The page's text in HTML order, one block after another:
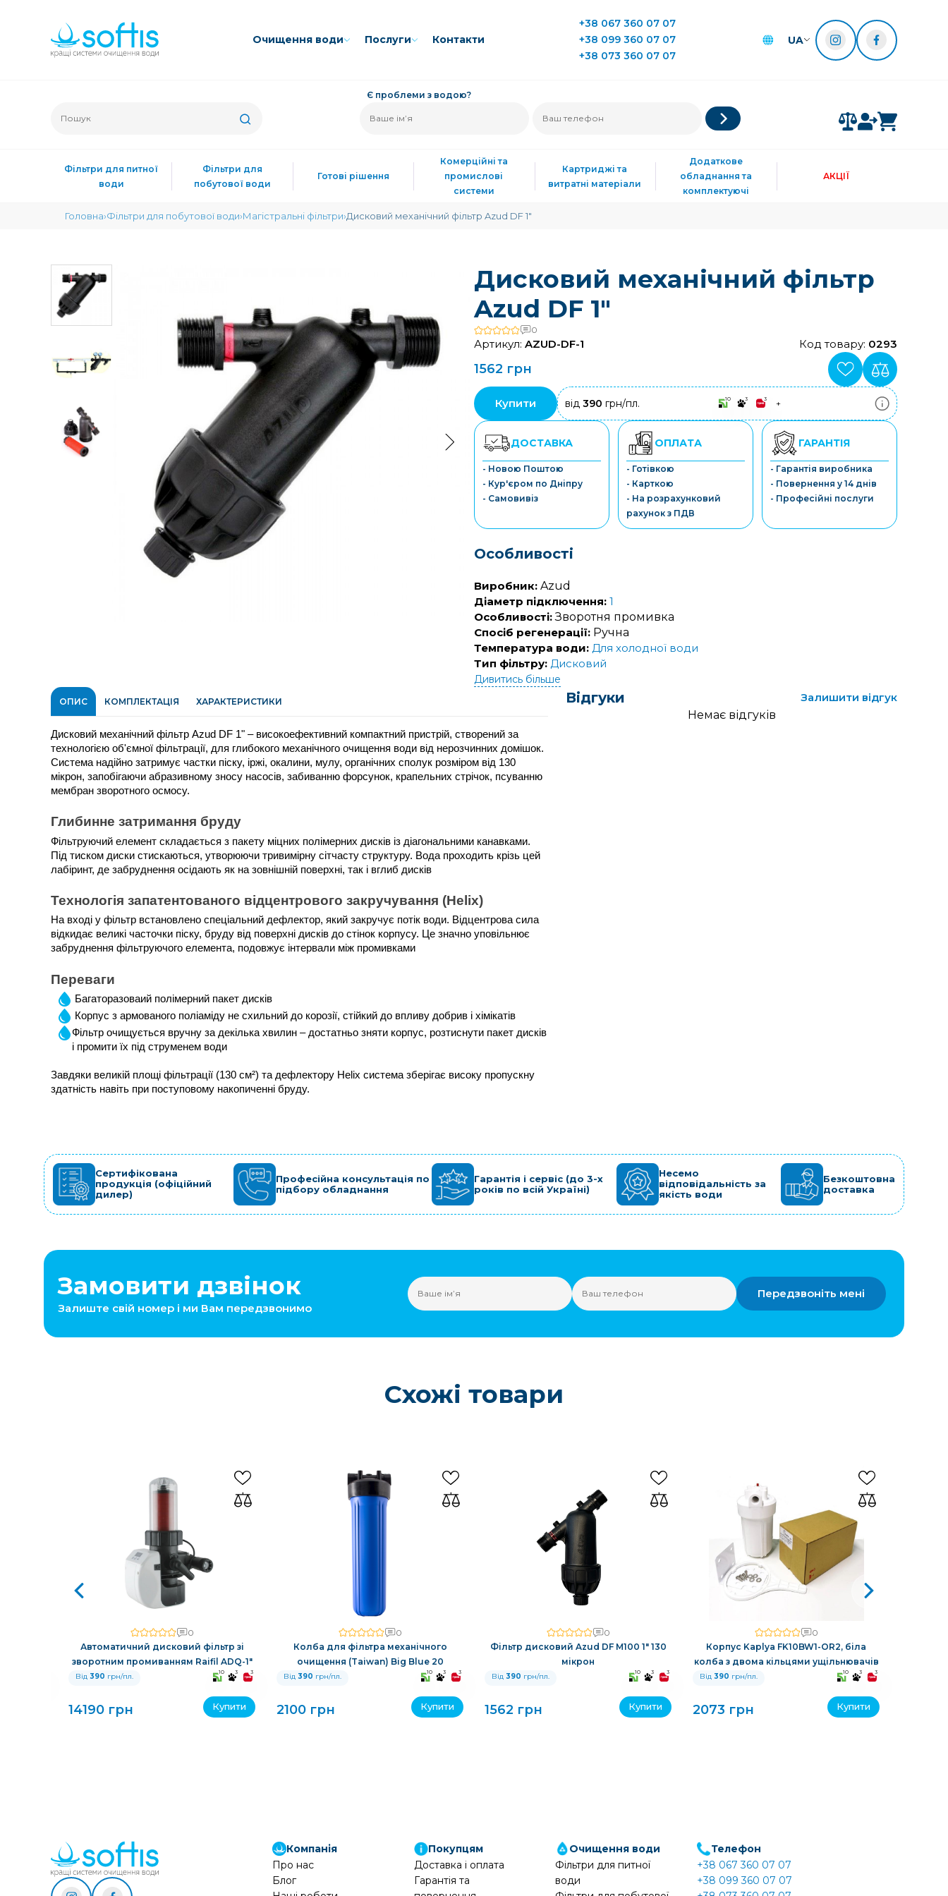
Очищення води Послуги Контакти
+38 067 360 07 07
+38 099 360 07 07
+38 073 360 07 07
UA
Є проблеми з водою?
Фільтри для питної
води
Фільтри для
побутової води
Готові рішення
Комерційні та
промислові
системи
Картриджі та
витратні матеріали
Додаткове
обладнання та
комплектуючі
АКЦІЇ
Головна Фільтри для побутової води Магістральні фільтри Дисковий механічний фільтр Azud DF 1"
Дисковий механічний фільтр
Azud DF 1"
0
Артикул: AZUD-DF-1 Код товару: 0293
1562 грн
Купити від 390 грн/пл. 10 3 3 +
3-10 платежів, кредит 0.01%
Монобанк
3-7 платежів, кредит 0.01%
ПУМБ
3-10 платежів, кредит 0.01%
3-10 платежів, кредит 0.01%
3-10 платежів, кредит 0.01%
Sens-Банк
ДОСТАВКА
- Новою Поштою
- Кур'єром по Дніпру
- Самовивіз
ОПЛАТА
- Готівкою
- Карткою
- На розрахунковий
рахунок з ПДВ
ГАРАНТІЯ
- Гарантія виробника
- Повернення у 14 днів
- Професійні послуги
Особливості
Виробник: Azud
Діаметр підключення: 1
Особливості:Зворотня промивка
Спосіб регенерації: Ручна
Температура води: Для холодної води
Тип фільтру: Дисковий
Дивитись більше
ОПИС КОМПЛЕКТАЦІЯ ХАРАКТЕРИСТИКИ
Дисковий механічний фільтр Azud DF 1" – високоефективний компактний пристрій, створений за
технологією об'ємної фільтрації, для глибокого механічного очищення води від нерозчинних домішок.
Система надійно затримує частки піску, іржі, окалини, мулу, органічних сполук розміром від 130
мікрон, запобігаючи абразивному зносу насосів, забиванню форсунок, крапельних стрічок, псуванню
мембран зворотного осмосу.
Глибинне затримання бруду
Фільтруючий елемент складається з пакету міцних полімерних дисків із діагональними канавками.
Під тиском диски стискаються, утворюючи тривимірну сітчасту структуру. Вода проходить крізь цей
лабіринт, де забруднення осідають як на зовнішній поверхні, так і вглиб дисків
Технологія запатентованого відцентрового закручування (Helix)
На вході у фільтр встановлено спеціальний дефлектор, який закручує потік води. Відцентрова сила
відкидає великі часточки піску, бруду від поверхні дисків до стінок корпусу. Це значно уповільнює
забруднення фільтруючого елемента, подовжує інтервали між промивками
Переваги
Багаторазоваий полімерний пакет дисків
Корпус з армованого поліаміду не схильний до корозії, стійкий до впливу добрив і хімікатів
Фільтр очищується вручну за декілька хвилин – достатньо зняти корпус, розтиснути пакет дисків
і промити їх під струменем води
Завдяки великій площі фільтрації (130 см²) та дефлектору Helix система зберігає високу пропускну
здатність навіть при поступовому накопиченні бруду.
Відгуки
Залишити відгук
Немає відгуків
Сертифікована
продукція (офіційний
дилер)
Професійна консультація по
підбору обладнання
Гарантія і сервіс (до 3-х
років по всій Україні)
Несемо
відповідальність за
якість води
Безкоштовна
доставка
Замовити дзвінок
Залиште свій номер і ми Вам передзвонимо
Передзвоніть мені
Схожі товари
0
Автоматичний дисковий фільтр зі
зворотним промиванням Raifil ADQ-1"
Від 390 грн/пл. 10 3 3
14190 грн Купити
0
Колба для фільтра механічного
очищення (Taiwan) Big Blue 20
Від 390 грн/пл. 10 3 3
2100 грн Купити
0
Фільтр дисковий Azud DF M100 1" 130
мікрон
Від 390 грн/пл. 10 3 3
1562 грн Купити
0
Корпус Kaplya FK10BW1-OR2, біла
колба з двома кільцями ущільнювачів
Від 390 грн/пл. 10 3 3
2073 грн Купити
Компанія
Про нас
Блог
Покупцям
Доставка і оплата
Гарантія та
Очищення води
Фільтри для питної
води
Телефон
+38 067 360 07 07
+38 099 360 07 07